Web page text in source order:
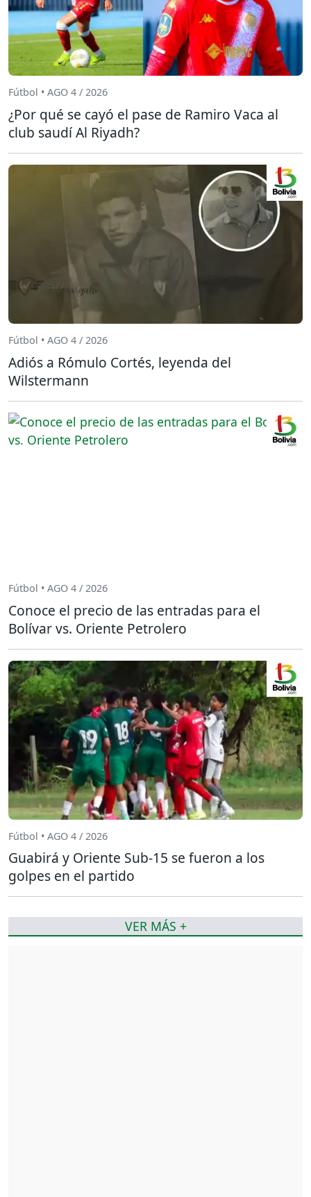
Fútbol • AGO 4 / 2026
¿Por qué se cayó el pase de Ramiro Vaca al
club saudí Al Riyadh?
Fútbol • AGO 4 / 2026
Adiós a Rómulo Cortés, leyenda del
Wilstermann
Fútbol • AGO 4 / 2026
Conoce el precio de las entradas para el
Bolívar vs. Oriente Petrolero
Fútbol • AGO 4 / 2026
Guabirá y Oriente Sub-15 se fueron a los
golpes en el partido
VER MÁS +